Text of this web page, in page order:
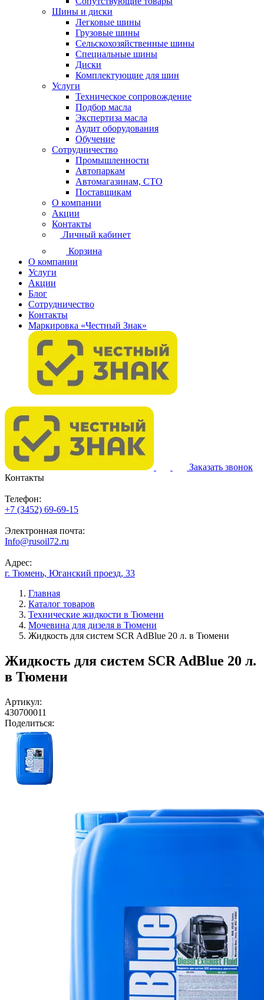
Шины и диски
Легковые шины
Грузовые шины
Сельскохозяйственные шины
Специальные шины
Диски
Комплектующие для шин
Услуги
Техническое сопровождение
Подбор масла
Экспертиза масла
Аудит оборудования
Обучение
Сотрудничество
Промышленности
Автопаркам
Автомагазинам, СТО
Поставщикам
О компании
Акции
Контакты
Личный кабинет
Корзина
О компании
Услуги
Акции
Блог
Сотрудничество
Контакты
Маркировка «Честный Знак»
Заказать звонок
Контакты
Телефон:
+7 (3452) 69-69-15
Электронная почта:
Info@rusoil72.ru
Адрес:
г. Тюмень, Юганский проезд, 33
Главная
Каталог товаров
Технические жидкости в Тюмени
Мочевина для дизеля в Тюмени
Жидкость для cистем SCR AdBlue 20 л. в Тюмени
Жидкость для cистем SCR AdBlue 20 л.
в Тюмени
Артикул:
430700011
Поделиться: